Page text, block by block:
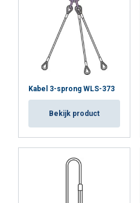
Kabel 3-sprong WLS-373
Bekijk product